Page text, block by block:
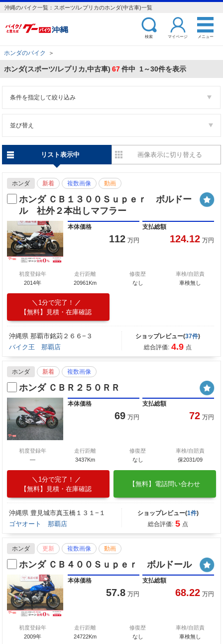
沖縄のバイク一覧：スポーツ/レプリカのホンダ(中古車)一覧
検索 マイページ メニュー
ホンダのバイク ＞
ホンダ(スポーツ/レプリカ,中古車) 67件中 1～30件を表示
条件を指定して絞り込み
並び替え
リスト表示中 画像表示に切り替える
ホンダ 新着 複数画像 動画
ホンダ ＣＢ１３００Ｓｕｐｅｒ ボルドー
ル 社外２本出しマフラー
本体価格
112 万円
支払総額
124.12 万円
初度登録年
2014年
走行距離
20961Km
修復歴
なし
車検/自賠責
車検無し
1分で完了！
【無料】見積・在庫確認
沖縄県 那覇市銘苅２６６−３
バイク王 那覇店
ショップレビュー(37件)
総合評価: 4.9 点
ホンダ 新着 複数画像
ホンダ ＣＢＲ２５０ＲＲ
本体価格
69 万円
支払総額
72 万円
初度登録年
―
走行距離
3437Km
修復歴
なし
車検/自賠責
保2031/09
1分で完了！
【無料】見積・在庫確認
【無料】電話問い合わせ
沖縄県 豊見城市真玉橋１３１−１
ゴヤオート 那覇店
ショップレビュー(1件)
総合評価: 5 点
ホンダ 更新 複数画像 動画
ホンダ ＣＢ４００Ｓｕｐｅｒ ボルドール
本体価格
57.8 万円
支払総額
68.22 万円
初度登録年
2009年
走行距離
24722Km
修復歴
なし
車検/自賠責
車検無し